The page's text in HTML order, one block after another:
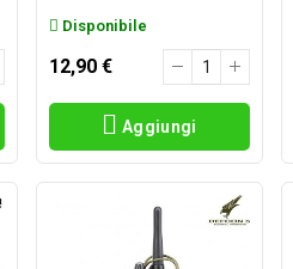
Disponibile
12,90 €
Aggiungi